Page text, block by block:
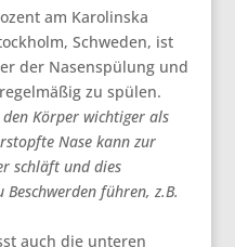
am Karolinska
Schweden, ist
der Nasenspülung und
zu spülen.
Körper wichtiger als
Nase kann zur
schläft und dies
führen, z.B.
auch die unteren